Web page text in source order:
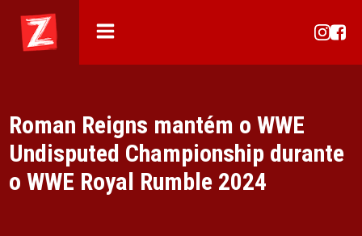
Roman Reigns mantém o WWE
Undisputed Championship durante
o WWE Royal Rumble 2024